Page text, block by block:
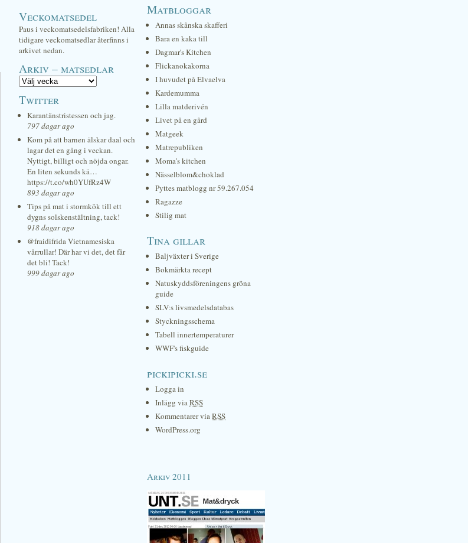
Veckomatsedel
Paus i veckomatsedelsfabriken! Alla
tidigare veckomatsedlar återfinns i
arkivet nedan.
Arkiv – matsedlar
Twitter
Karantänstristessen och jag.
797 dagar ago
Kom på att barnen älskar daal och
lagar det en gång i veckan.
Nyttigt, billigt och nöjda ongar.
En liten sekunds kä…
https://t.co/wh0YUfRz4W
893 dagar ago
Tips på mat i stormkök till ett
dygns solskenstältning, tack!
918 dagar ago
@fraidifrida Vietnamesiska
vårrullar! Där har vi det, det får
det bli! Tack!
999 dagar ago
Matbloggar
Annas skånska skafferi
Bara en kaka till
Dagmar's Kitchen
Flickanokakorna
I huvudet på Elvaelva
Kardemumma
Lilla matderivén
Livet på en gård
Matgeek
Matrepubliken
Moma's kitchen
Nässelblom&choklad
Pyttes matblogg nr 59.267.054
Ragazze
Stilig mat
Tina gillar
Baljväxter i Sverige
Bokmärkta recept
Natuskyddsföreningens gröna
guide
SLV:s livsmedelsdatabas
Styckningsschema
Tabell innertemperaturer
WWF's fiskguide
pickipicki.se
Logga in
Inlägg viaRSS
Kommentarer viaRSS
WordPress.org
Arkiv 2011